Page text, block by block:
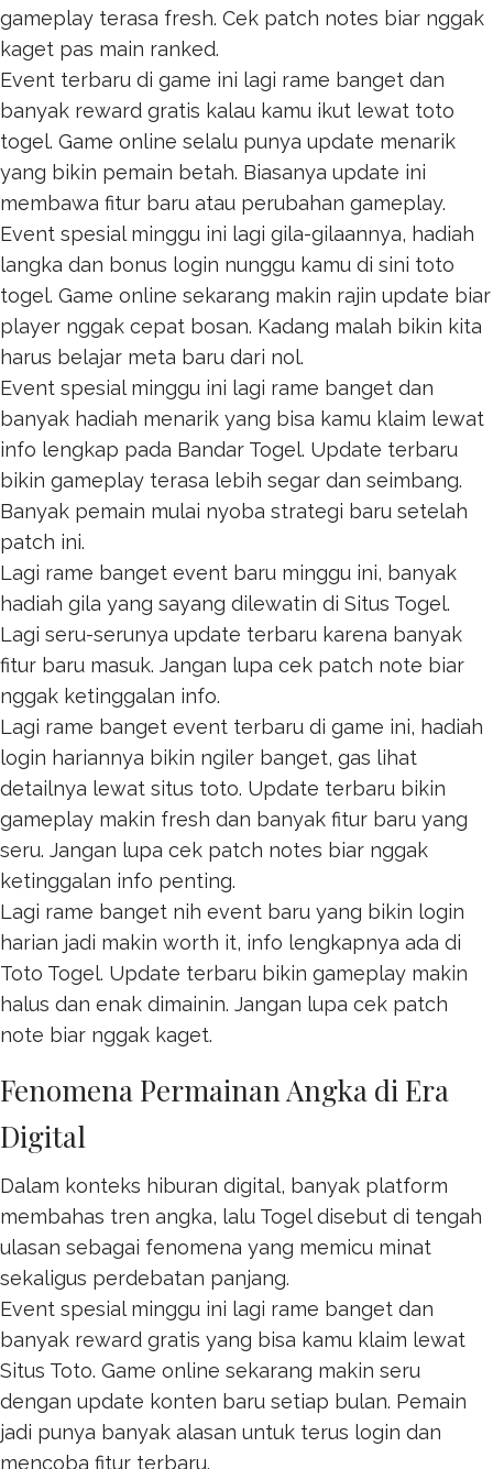
gameplay terasa fresh. Cek patch notes biar nggak
kaget pas main ranked.
Event terbaru di game ini lagi rame banget dan
banyak reward gratis kalau kamu ikut lewat toto
togel. Game online selalu punya update menarik
yang bikin pemain betah. Biasanya update ini
membawa fitur baru atau perubahan gameplay.
Event spesial minggu ini lagi gila-gilaannya, hadiah
langka dan bonus login nunggu kamu di sini toto
togel. Game online sekarang makin rajin update biar
player nggak cepat bosan. Kadang malah bikin kita
harus belajar meta baru dari nol.
Event spesial minggu ini lagi rame banget dan
banyak hadiah menarik yang bisa kamu klaim lewat
info lengkap pada Bandar Togel. Update terbaru
bikin gameplay terasa lebih segar dan seimbang.
Banyak pemain mulai nyoba strategi baru setelah
patch ini.
Lagi rame banget event baru minggu ini, banyak
hadiah gila yang sayang dilewatin di Situs Togel.
Lagi seru-serunya update terbaru karena banyak
fitur baru masuk. Jangan lupa cek patch note biar
nggak ketinggalan info.
Lagi rame banget event terbaru di game ini, hadiah
login hariannya bikin ngiler banget, gas lihat
detailnya lewat situs toto. Update terbaru bikin
gameplay makin fresh dan banyak fitur baru yang
seru. Jangan lupa cek patch notes biar nggak
ketinggalan info penting.
Lagi rame banget nih event baru yang bikin login
harian jadi makin worth it, info lengkapnya ada di
Toto Togel. Update terbaru bikin gameplay makin
halus dan enak dimainin. Jangan lupa cek patch
note biar nggak kaget.
Fenomena Permainan Angka di Era
Digital
Dalam konteks hiburan digital, banyak platform
membahas tren angka, lalu Togeldisebut di tengah
ulasan sebagai fenomena yang memicu minat
sekaligus perdebatan panjang.
Event spesial minggu ini lagi rame banget dan
banyak reward gratis yang bisa kamu klaim lewat
Situs Toto. Game online sekarang makin seru
dengan update konten baru setiap bulan. Pemain
jadi punya banyak alasan untuk terus login dan
mencoba fitur terbaru.